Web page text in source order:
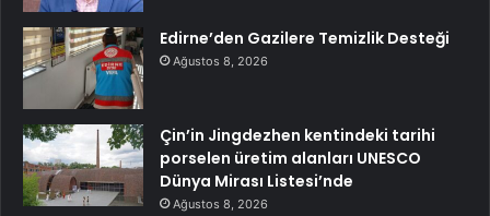
Edirne’den Gazilere Temizlik Desteği
Ağustos 8, 2026
Çin’in Jingdezhen kentindeki tarihi
porselen üretim alanları UNESCO
Dünya Mirası Listesi’nde
Ağustos 8, 2026